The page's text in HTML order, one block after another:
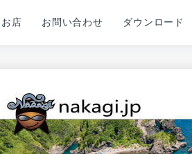
お店 お問い合わせ ダウンロード